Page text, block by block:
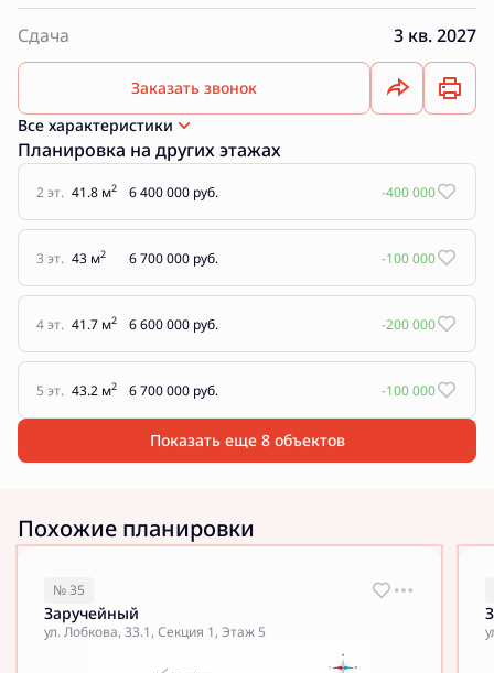
Сдача 3 кв. 2027
Заказать звонок
Все характеристики
Планировка на других этажах
2 эт. 41.8 м2 6 400 000 руб. -400 000
3 эт. 43 м2 6 700 000 руб. -100 000
4 эт. 41.7 м2 6 600 000 руб. -200 000
5 эт. 43.2 м2 6 700 000 руб. -100 000
Показать еще 8 объектов
Похожие планировки
№ 35
Заручейный
ул. Лобкова, 33.1, Секция 1, Этаж 5